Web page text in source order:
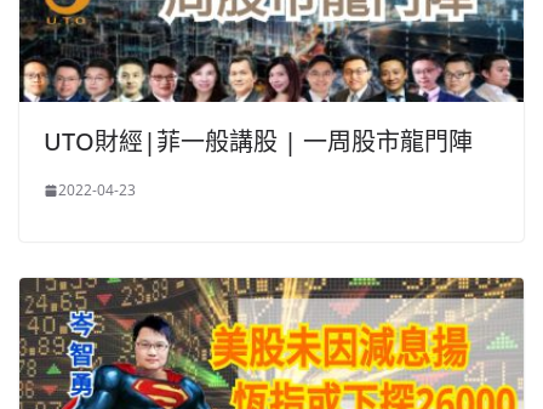
UTO財經|菲一般講股 | 一周股市龍門陣
2022-04-23